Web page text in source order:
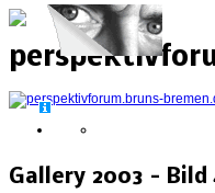
Gallery 2003 - Bild